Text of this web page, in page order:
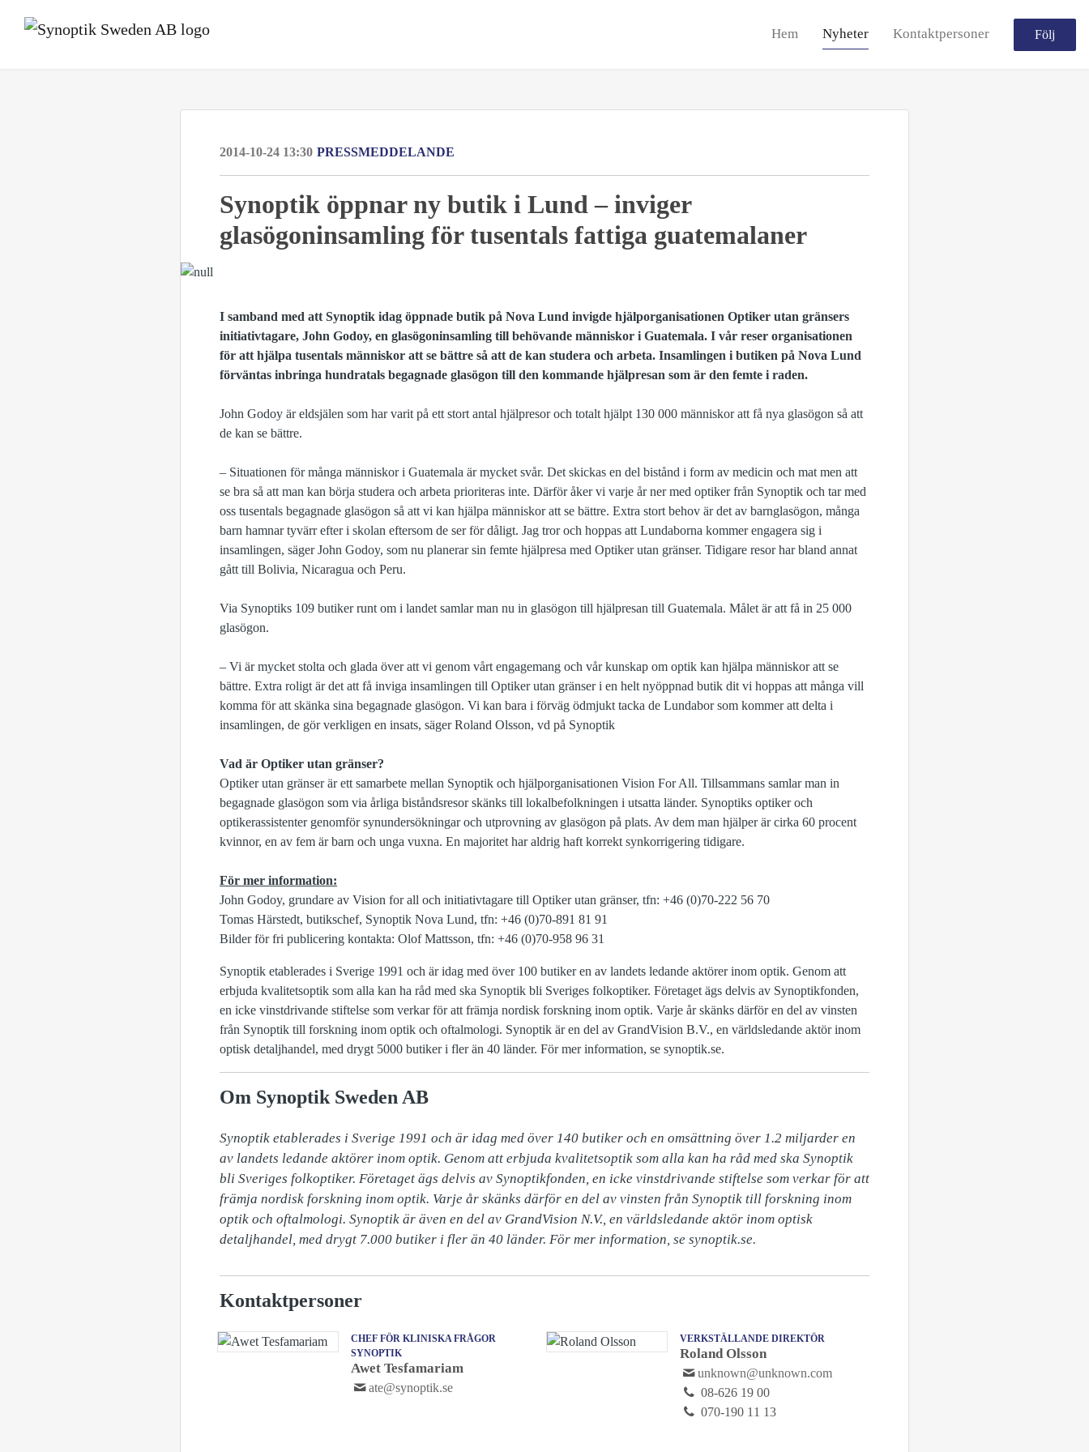
Hem Nyheter Kontaktpersoner Följ
2014-10-24 13:30 PRESSMEDDELANDE
Synoptik öppnar ny butik i Lund – inviger
glasögoninsamling för tusentals fattiga guatemalaner
I samband med att Synoptik idag öppnade butik på Nova Lund invigde hjälporganisationen Optiker utan gränsers
initiativtagare, John Godoy, en glasögoninsamling till behövande människor i Guatemala. I vår reser organisationen
för att hjälpa tusentals människor att se bättre så att de kan studera och arbeta. Insamlingen i butiken på Nova Lund
förväntas inbringa hundratals begagnade glasögon till den kommande hjälpresan som är den femte i raden.
John Godoy är eldsjälen som har varit på ett stort antal hjälpresor och totalt hjälpt 130 000 människor att få nya glasögon så att
de kan se bättre.
– Situationen för många människor i Guatemala är mycket svår. Det skickas en del bistånd i form av medicin och mat men att
se bra så att man kan börja studera och arbeta prioriteras inte. Därför åker vi varje år ner med optiker från Synoptik och tar med
oss tusentals begagnade glasögon så att vi kan hjälpa människor att se bättre. Extra stort behov är det av barnglasögon, många
barn hamnar tyvärr efter i skolan eftersom de ser för dåligt. Jag tror och hoppas att Lundaborna kommer engagera sig i
insamlingen, säger John Godoy, som nu planerar sin femte hjälpresa med Optiker utan gränser. Tidigare resor har bland annat
gått till Bolivia, Nicaragua och Peru.
Via Synoptiks 109 butiker runt om i landet samlar man nu in glasögon till hjälpresan till Guatemala. Målet är att få in 25 000
glasögon.
– Vi är mycket stolta och glada över att vi genom vårt engagemang och vår kunskap om optik kan hjälpa människor att se
bättre. Extra roligt är det att få inviga insamlingen till Optiker utan gränser i en helt nyöppnad butik dit vi hoppas att många vill
komma för att skänka sina begagnade glasögon. Vi kan bara i förväg ödmjukt tacka de Lundabor som kommer att delta i
insamlingen, de gör verkligen en insats, säger Roland Olsson, vd på Synoptik
Vad är Optiker utan gränser?
Optiker utan gränser är ett samarbete mellan Synoptik och hjälporganisationen Vision For All. Tillsammans samlar man in
begagnade glasögon som via årliga biståndsresor skänks till lokalbefolkningen i utsatta länder. Synoptiks optiker och
optikerassistenter genomför synundersökningar och utprovning av glasögon på plats. Av dem man hjälper är cirka 60 procent
kvinnor, en av fem är barn och unga vuxna. En majoritet har aldrig haft korrekt synkorrigering tidigare.
För mer information:
John Godoy, grundare av Vision for all och initiativtagare till Optiker utan gränser, tfn: +46 (0)70-222 56 70
Tomas Härstedt, butikschef, Synoptik Nova Lund, tfn: +46 (0)70-891 81 91
Bilder för fri publicering kontakta: Olof Mattsson, tfn: +46 (0)70-958 96 31
Synoptik etablerades i Sverige 1991 och är idag med över 100 butiker en av landets ledande aktörer inom optik. Genom att
erbjuda kvalitetsoptik som alla kan ha råd med ska Synoptik bli Sveriges folkoptiker. Företaget ägs delvis av Synoptikfonden,
en icke vinstdrivande stiftelse som verkar för att främja nordisk forskning inom optik. Varje år skänks därför en del av vinsten
från Synoptik till forskning inom optik och oftalmologi. Synoptik är en del av GrandVision B.V., en världsledande aktör inom
optisk detaljhandel, med drygt 5000 butiker i fler än 40 länder. För mer information, se synoptik.se.
Om Synoptik Sweden AB
Synoptik etablerades i Sverige 1991 och är idag med över 140 butiker och en omsättning över 1.2 miljarder en
av landets ledande aktörer inom optik. Genom att erbjuda kvalitetsoptik som alla kan ha råd med ska Synoptik
bli Sveriges folkoptiker. Företaget ägs delvis av Synoptikfonden, en icke vinstdrivande stiftelse som verkar för att
främja nordisk forskning inom optik. Varje år skänks därför en del av vinsten från Synoptik till forskning inom
optik och oftalmologi. Synoptik är även en del av GrandVision N.V., en världsledande aktör inom optisk
detaljhandel, med drygt 7.000 butiker i fler än 40 länder. För mer information, se synoptik.se.
Kontaktpersoner
CHEF FÖR KLINISKA FRÅGOR
SYNOPTIK
Awet Tesfamariam
ate@synoptik.se
VERKSTÄLLANDE DIREKTÖR
Roland Olsson
unknown@unknown.com
08-626 19 00
070-190 11 13